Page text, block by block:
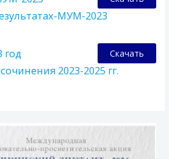
МУМ-2023
год Скачать
2023-2025 гг.